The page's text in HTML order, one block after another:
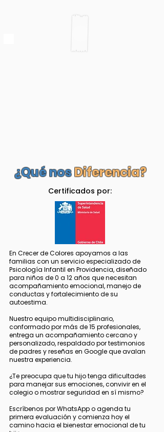
¿Qué nosDiferencia?
Certificados por:
En Crecer de Colores apoyamos a las
familias con un servicio especializado de
Psicología Infantil en Providencia, diseñado
para niños de 0 a 12 años que necesitan
acompañamiento emocional, manejo de
conductas y fortalecimiento de su
autoestima.
Nuestro equipo multidisciplinario,
conformado por más de 15 profesionales,
entrega un acompañamiento cercano y
personalizado, respaldado por testimonios
de padres y reseñas en Google que avalan
nuestra experiencia.
¿Te preocupa que tu hijo tenga dificultades
para manejar sus emociones, convivir en el
colegio o mostrar seguridad en sí mismo?
Escríbenos por WhatsApp o agenda tu
primera evaluación y comienza hoy el
camino hacia el bienestar emocional de tu